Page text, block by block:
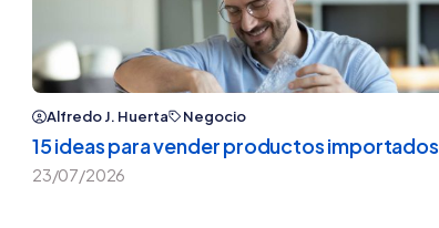
Alfredo J. Huerta Negocio
15 ideas para vender productos importados
23/07/2026